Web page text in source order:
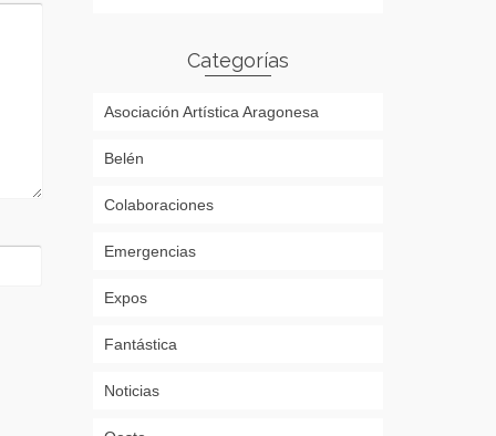
Categorías
Asociación Artística Aragonesa
Belén
Colaboraciones
Emergencias
Expos
Fantástica
Noticias